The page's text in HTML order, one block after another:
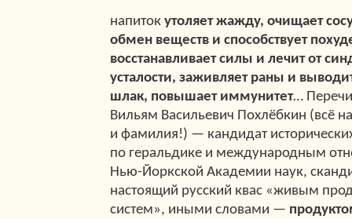
напиток утоляет жажду, очищает
обмен веществ и способствует
восстанавливает силы и лечит от
усталости, заживляет раны и
шлак, повышает иммунитет…
Вильям Васильевич Похлёбкин (всё
и фамилия!) — кандидат
по геральдике и международным
Нью-Йоркской Академии наук,
настоящий русский квас «живым
систем», иными словами —